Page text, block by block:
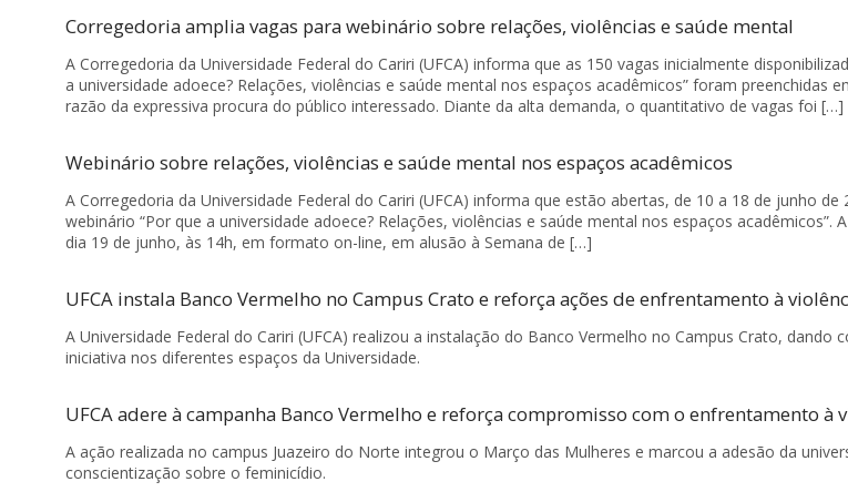
Corregedoria amplia vagas para webinário sobre relações, violências e saúde mental
A Corregedoria da Universidade Federal do Cariri (UFCA) informa que as 150 vagas inicialmente
a universidade adoece? Relações, violências e saúde mental nos espaços acadêmicos” foram preenchidas
razão da expressiva procura do público interessado. Diante da alta demanda, o quantitativo de vagas foi […]
Webinário sobre relações, violências e saúde mental nos espaços acadêmicos
A Corregedoria da Universidade Federal do Cariri (UFCA) informa que estão abertas, de 10 a 18 de junho de
webinário “Por que a universidade adoece? Relações, violências e saúde mental nos espaços acadêmicos”.
dia 19 de junho, às 14h, em formato on-line, em alusão à Semana de […]
UFCA instala Banco Vermelho no Campus Crato e reforça ações de enfrentamento à
A Universidade Federal do Cariri (UFCA) realizou a instalação do Banco Vermelho no Campus Crato, dando
iniciativa nos diferentes espaços da Universidade.
UFCA adere à campanha Banco Vermelho e reforça compromisso com o enfrentamento à
A ação realizada no campus Juazeiro do Norte integrou o Março das Mulheres e marcou a adesão da
conscientização sobre o feminicídio.